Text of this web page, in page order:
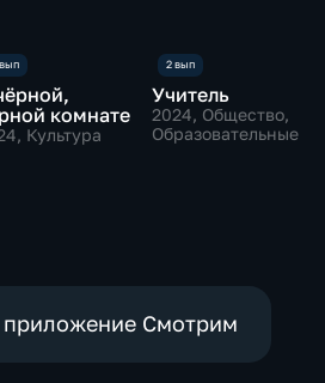
комнате
, Культура
Учитель
2024, Общество,
Образовательные
приложение Смотрим